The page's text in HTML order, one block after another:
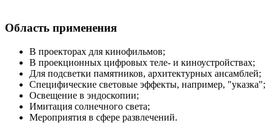
Область применения
В проекторах для кинофильмов;
В проекционных цифровых теле- и киноустройствах;
Для подсветки памятников, архитектурных ансамблей;
Специфические световые эффекты, например, "указка";
Освещение в эндоскопии;
Имитация солнечного света;
Мероприятия в сфере развлечений.